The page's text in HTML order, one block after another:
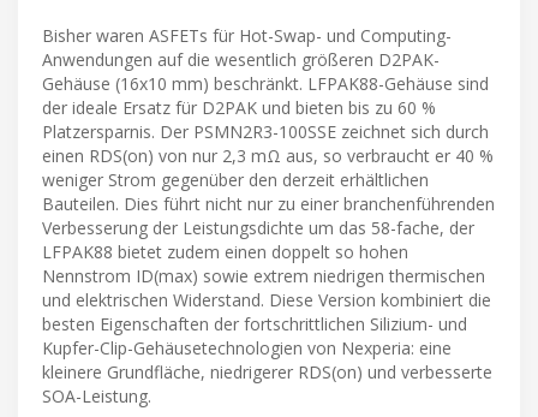
Bisher waren ASFETs für Hot-Swap- und Computing-
Anwendungen auf die wesentlich größeren D2PAK-
Gehäuse (16x10 mm) beschränkt. LFPAK88-Gehäuse sind
der ideale Ersatz für D2PAK und bieten bis zu 60 %
Platzersparnis. Der PSMN2R3-100SSE zeichnet sich durch
einen RDS(on) von nur 2,3 mΩ aus, so verbraucht er 40 %
weniger Strom gegenüber den derzeit erhältlichen
Bauteilen. Dies führt nicht nur zu einer branchenführenden
Verbesserung der Leistungsdichte um das 58-fache, der
LFPAK88 bietet zudem einen doppelt so hohen
Nennstrom ID(max) sowie extrem niedrigen thermischen
und elektrischen Widerstand. Diese Version kombiniert die
besten Eigenschaften der fortschrittlichen Silizium- und
Kupfer-Clip-Gehäusetechnologien von Nexperia: eine
kleinere Grundfläche, niedrigerer RDS(on) und verbesserte
SOA-Leistung.